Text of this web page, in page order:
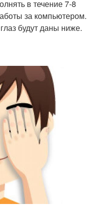
в течение 7-8
за компьютером.
будут даны ниже.